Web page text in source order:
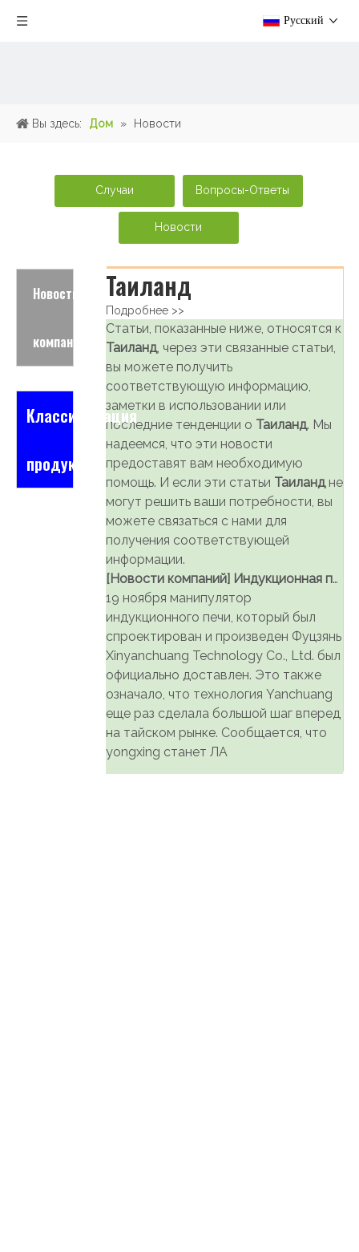
Pусский
Вы здесь: Дом » Новости
Случаи Вопросы-Ответы
Новости
Новости
компаний
Классификация
продукта
Таиланд
Подробнее >>
Статьи, показанные ниже, относятся к
Таиланд, через эти связанные статьи,
вы можете получить
соответствующую информацию,
заметки в использовании или
последние тенденции о Таиланд. Мы
надеемся, что эти новости
предоставят вам необходимую
помощь. И если эти статьи Таиландне
могут решить ваши потребности, вы
можете связаться с нами для
получения соответствующей
информации.
[Новости компаний] Индукционная печь Манипулятор в Таиланд снова.
19 ноября манипулятор
индукционного печи, который был
спроектирован и произведен Фуцзянь
Xinyanchuang Technology Co., Ltd. был
официально доставлен. Это также
означало, что технология Yanchuang
еще раз сделала большой шаг вперед
на тайском рынке. Сообщается, что
yongxing станет ЛА